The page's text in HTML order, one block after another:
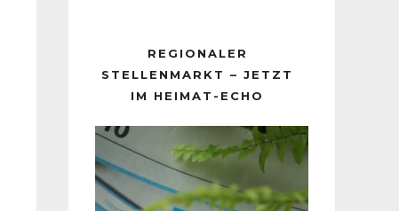
REGIONALER
STELLENMARKT – JETZT
IM HEIMAT-ECHO
Player